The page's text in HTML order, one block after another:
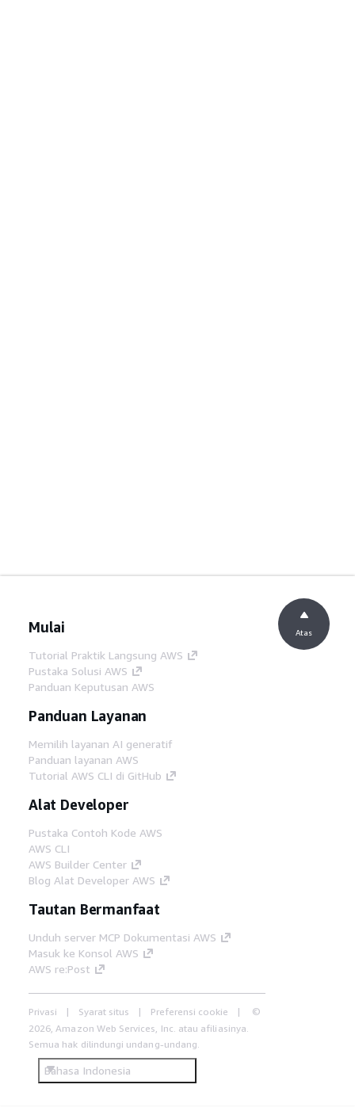
Mulai
Tutorial Praktik Langsung AWS
Pustaka Solusi AWS
Panduan Keputusan AWS
Panduan Layanan
Memilih layanan AI generatif
Panduan layanan AWS
Tutorial AWS CLI di GitHub
Alat Developer
Pustaka Contoh Kode AWS
AWS CLI
AWS Builder Center
Blog Alat Developer AWS
Tautan Bermanfaat
Unduh server MCP Dokumentasi AWS
Masuk ke Konsol AWS
AWS re:Post
Privasi Syarat situs Preferensi cookie
©
2026, Amazon Web Services, Inc. atau afiliasinya.
Semua hak dilindungi undang-undang.
Bahasa Indonesia
Atas